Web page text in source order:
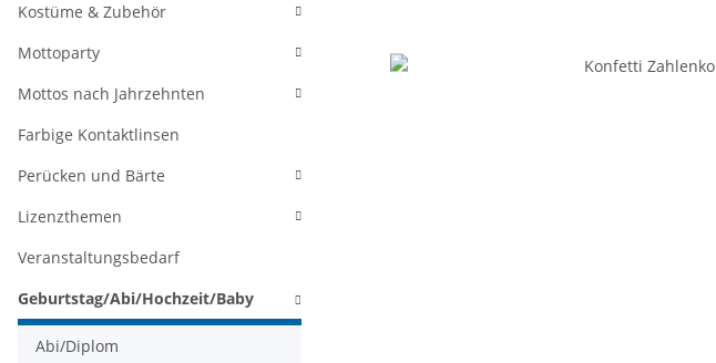
Kostüme & Zubehör
Mottoparty
Mottos nach Jahrzehnten
Farbige Kontaktlinsen
Perücken und Bärte
Lizenzthemen
Veranstaltungsbedarf
Geburtstag/Abi/Hochzeit/Baby
Abi/Diplom